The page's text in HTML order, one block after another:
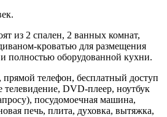
из 2 спален, 2 ванных комнат,
кроватью для размещения
полностью оборудованной кухни.
телефон, бесплатный доступ
телевидение, DVD-плеер, ноутбук
посудомоечная машина,
печь, плита, духовка, вытяжка,